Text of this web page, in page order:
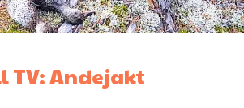
TV: Andejakt